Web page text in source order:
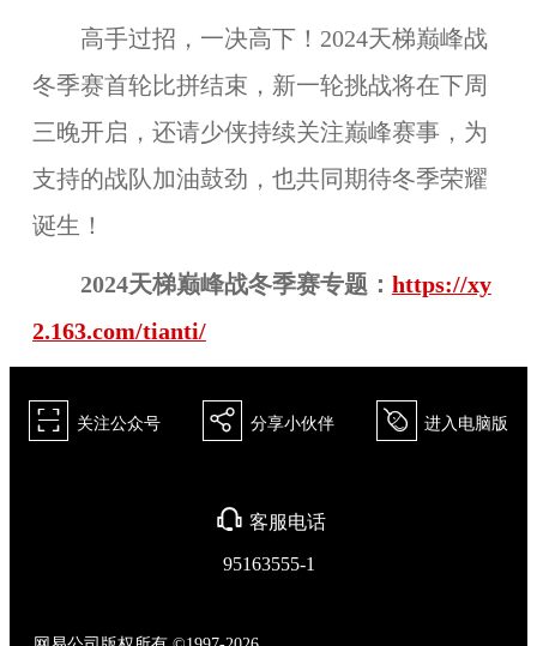
高手过招，一决高下！2024天梯巅峰战
冬季赛首轮比拼结束，新一轮挑战将在下周
三晚开启，还请少侠持续关注巅峰赛事，为
支持的战队加油鼓劲，也共同期待冬季荣耀
诞生！
2024天梯巅峰战冬季赛专题： https://xy
2.163.com/tianti/
򰀁 关注公众号 򰀂 分享小伙伴 򰀄 进入电脑版
򰀃 客服电话
95163555-1